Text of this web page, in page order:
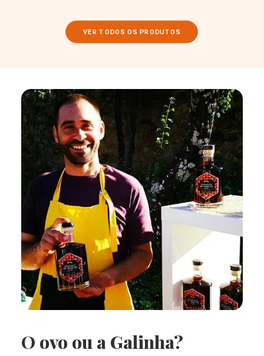
VER TODOS OS PRODUTOS
O ovo ou a Galinha?